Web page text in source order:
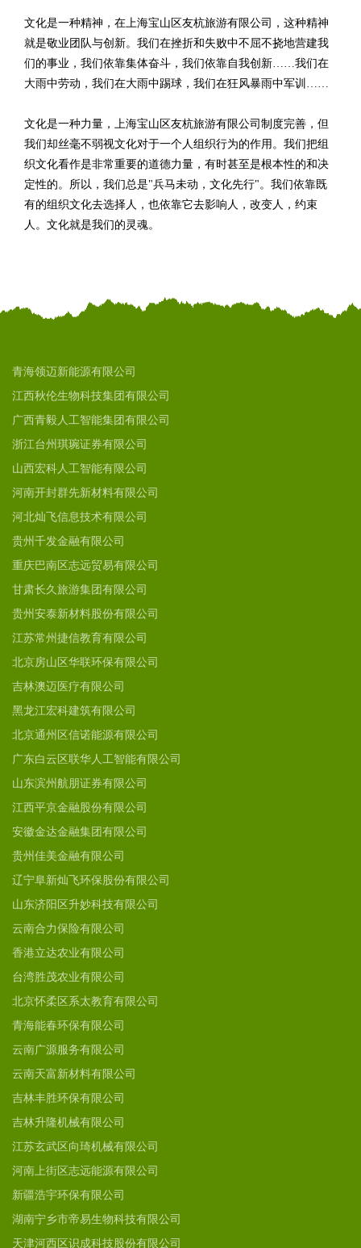
文化是一种精神，在上海宝山区友杭旅游有限公司，这种精神
就是敬业团队与创新。我们在挫折和失败中不屈不挠地营建我
们的事业，我们依靠集体奋斗，我们依靠自我创新……我们在
大雨中劳动，我们在大雨中踢球，我们在狂风暴雨中军训……
文化是一种力量，上海宝山区友杭旅游有限公司制度完善，但
我们却丝毫不弱视文化对于一个人组织行为的作用。我们把组
织文化看作是非常重要的道德力量，有时甚至是根本性的和决
定性的。所以，我们总是"兵马未动，文化先行"。我们依靠既
有的组织文化去选择人，也依靠它去影响人，改变人，约束
人。文化就是我们的灵魂。
青海领迈新能源有限公司
江西秋伦生物科技集团有限公司
广西青毅人工智能集团有限公司
浙江台州琪琬证券有限公司
山西宏科人工智能有限公司
河南开封群先新材料有限公司
河北灿飞信息技术有限公司
贵州千发金融有限公司
重庆巴南区志远贸易有限公司
甘肃长久旅游集团有限公司
贵州安泰新材料股份有限公司
江苏常州捷信教育有限公司
北京房山区华联环保有限公司
吉林澳迈医疗有限公司
黑龙江宏科建筑有限公司
北京通州区信诺能源有限公司
广东白云区联华人工智能有限公司
山东滨州航朋证券有限公司
江西平京金融股份有限公司
安徽金达金融集团有限公司
贵州佳美金融有限公司
辽宁阜新灿飞环保股份有限公司
山东济阳区升妙科技有限公司
云南合力保险有限公司
香港立达农业有限公司
台湾胜茂农业有限公司
北京怀柔区系太教育有限公司
青海能春环保有限公司
云南广源服务有限公司
云南天富新材料有限公司
吉林丰胜环保有限公司
吉林升隆机械有限公司
江苏玄武区向琦机械有限公司
河南上街区志远能源有限公司
新疆浩宇环保有限公司
湖南宁乡市帝易生物科技有限公司
天津河西区识成科技股份有限公司